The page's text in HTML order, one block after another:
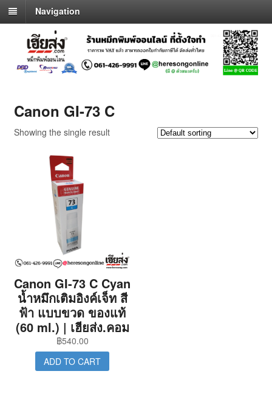
Navigation
Canon GI-73 C
Showing the single result
Canon GI-73 C Cyan
น้ำหมึกเติมอิงค์เจ็ท สี
ฟ้า แบบขวด ของแท้
(60 ml.) | เฮียส่ง.คอม
฿540.00
ADD TO CART